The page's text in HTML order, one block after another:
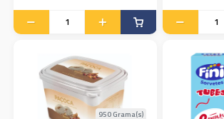
950 Grama(s)